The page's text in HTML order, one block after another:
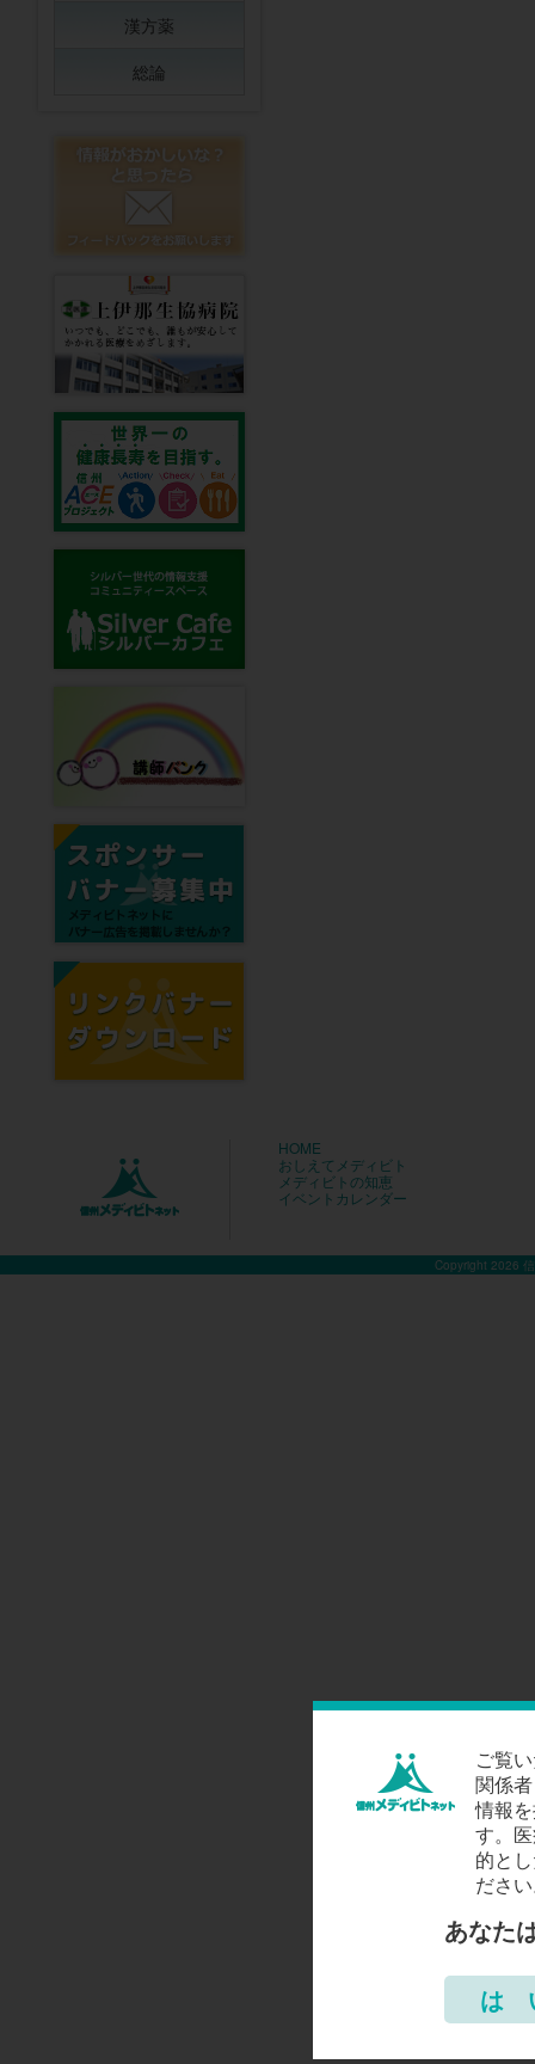
漢方薬
総論
HOME
おしえてメディビト
メディビトの知恵
イベントカレンダー
Copyright 2026
ご覧
関係
情報
す。
的と
ださ
あなた
は